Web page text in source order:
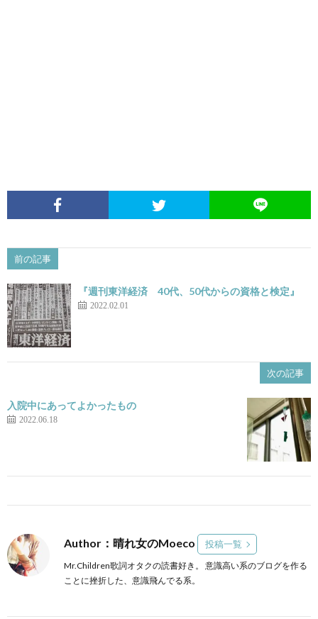
前の記事
『週刊東洋経済 40代、50代からの資格と検定』
2022.02.01
次の記事
入院中にあってよかったもの
2022.06.18
Author：晴れ女のMoeco 投稿一覧
Mr.Children歌詞オタクの読書好き。 意識高い系のブログを作る
ことに挫折した、意識飛んでる系。